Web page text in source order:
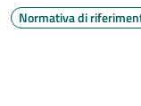
Normativa di